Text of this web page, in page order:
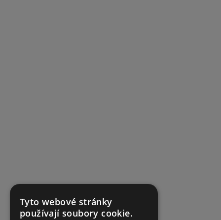
Tyto webové stránky
používají soubory cookie.